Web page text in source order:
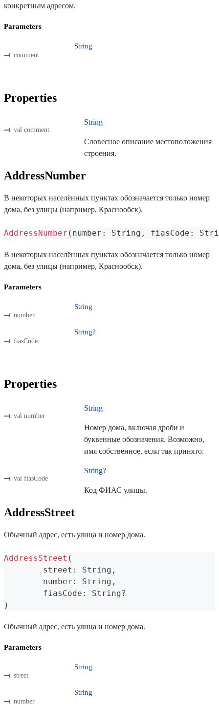
конкретным адресом.
Parameters
comment
String
Properties
val comment
String
Словесное описание местоположения
строения.
AddressNumber
В некоторых населённых пунктах обозначается только номер
дома, без улицы (например, Краснообск).
AddressNumber ( number : String , fiasCode :
В некоторых населённых пунктах обозначается только номер
дома, без улицы (например, Краснообск).
Parameters
number
String
fiasCode
String?
Properties
val number
String
Номер дома, включая дроби и
буквенные обозначения. Возможно,
имя собственное, если так принято.
val fiasCode
String?
Код ФИАС улицы.
AddressStreet
Обычный адрес, есть улица и номер дома.
AddressStreet (
	street
: String ,
	number
: String ,
	fiasCode
: String?
)
Обычный адрес, есть улица и номер дома.
Parameters
street
String
number
String